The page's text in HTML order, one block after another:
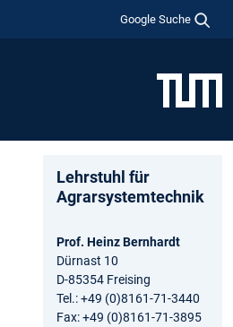
Google Suche
Lehrstuhl für
Agrarsystemtechnik
Prof. Heinz Bernhardt
Dürnast 10
D-85354 Freising
Tel.: +49 (0)8161-71-3440
Fax: +49 (0)8161-71-3895